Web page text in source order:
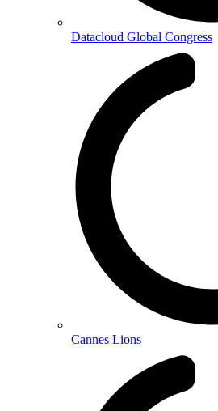
Datacloud Global Congress
Cannes Lions